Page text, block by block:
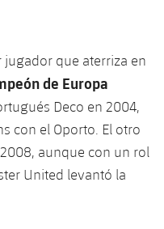
que aterriza en
de Europa
Deco en 2004,
con el Oporto. El otro
aunque con un rol
United levantó la